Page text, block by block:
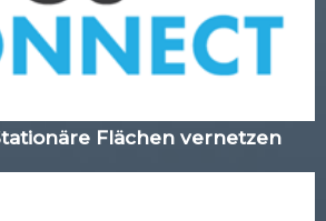
Flächen vernetzen